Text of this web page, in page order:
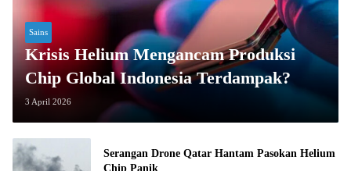
Sains
Krisis Helium Mengancam Produksi
Chip Global Indonesia Terdampak?
3 April 2026
Serangan Drone Qatar Hantam Pasokan Helium
Chip Panik